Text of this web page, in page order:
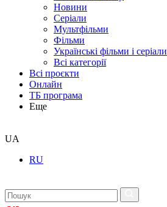
Новини
Серіали
Мультфільми
Фільми
Українські фільми і серіали
Всі категорії
Всі проєкти
Онлайн
ТБ програма
Еще
UA
RU